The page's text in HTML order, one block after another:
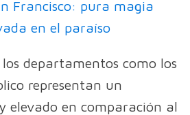
Francisco: pura magia
en el paraíso
departamentos como los
representan un
elevado en comparación al